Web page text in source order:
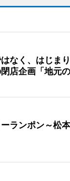
なく、はじまり
店企画「地元
ランポン～松